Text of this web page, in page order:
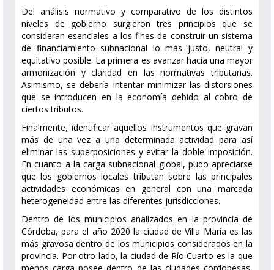
Del análisis normativo y comparativo de los distintos
niveles de gobierno surgieron tres principios que se
consideran esenciales a los fines de construir un sistema
de financiamiento subnacional lo más justo, neutral y
equitativo posible. La primera es avanzar hacia una mayor
armonización y claridad en las normativas tributarias.
Asimismo, se debería intentar minimizar las distorsiones
que se introducen en la economía debido al cobro de
ciertos tributos.
Finalmente, identificar aquellos instrumentos que gravan
más de una vez a una determinada actividad para así
eliminar las superposiciones y evitar la doble imposición.
En cuanto a la carga subnacional global, pudo apreciarse
que los gobiernos locales tributan sobre las principales
actividades económicas en general con una marcada
heterogeneidad entre las diferentes jurisdicciones.
Dentro de los municipios analizados en la provincia de
Córdoba, para el año 2020 la ciudad de Villa María es las
más gravosa dentro de los municipios considerados en la
provincia. Por otro lado, la ciudad de Río Cuarto es la que